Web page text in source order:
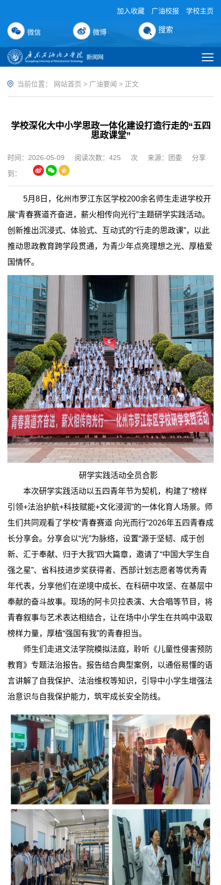
加入收藏 广油校报 学校主页
微信 微博 搜索
当前位置： 网站首页 > 广油要闻 > 正文
学校深化大中小学思政一体化建设打造行走的“五四
思政课堂”
时间：2026-05-09 阅读次数： 425 次 来源：团委
分享
到：
5月8日，化州市罗江东区学校200余名师生走进学校开
展“青春赛道齐奋进，薪火相传向光行”主题研学实践活动。
创新推出沉浸式、体验式、互动式的“行走的思政课”，以此
推动思政教育跨学段贯通，为青少年点亮理想之光、厚植爱
国情怀。
研学实践活动全员合影
本次研学实践活动以五四青年节为契机，构建了“榜样
引领+法治护航+科技赋能+文化浸润”的一体化育人场景。师
生们共同观看了学校“青春赛道 向光而行”2026年五四青春成
长分享会。分享会以“光”为脉络，设置“源于坚韧、成于创
新、汇于奉献、归于大我”四大篇章，邀请了“中国大学生自
强之星”、省科技进步奖获得者、西部计划志愿者等优秀青
年代表，分享他们在逆境中成长、在科研中攻坚、在基层中
奉献的奋斗故事。现场的阿卡贝拉表演、大合唱等节目，将
青春叙事与艺术表达相结合，让在场中小学生在共鸣中汲取
榜样力量，厚植“强国有我”的青春担当。
师生们走进文法学院模拟法庭，聆听《儿童性侵害预防
教育》专题法治报告。报告结合典型案例，以通俗易懂的语
言讲解了自我保护、法治维权等知识，引导中小学生增强法
治意识与自我保护能力，筑牢成长安全防线。